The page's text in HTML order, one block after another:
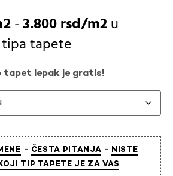
-3.800rsd
u
tipa tapete
tapet lepak je gratis!
- ČESTA PITANJA -
NISTE
TIP TAPETE JE ZA VAS